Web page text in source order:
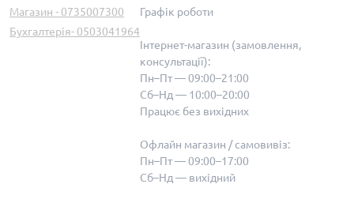
Магазин - 0735007300
Бухгалтерія- 0503041964
Графік роботи
Інтернет-магазин (замовлення,
консультації):
Пн–Пт — 09:00–21:00
Сб–Нд — 10:00–20:00
Працює без вихідних
Офлайн магазин / самовивіз:
Пн–Пт — 09:00–17:00
Сб–Нд — вихідний